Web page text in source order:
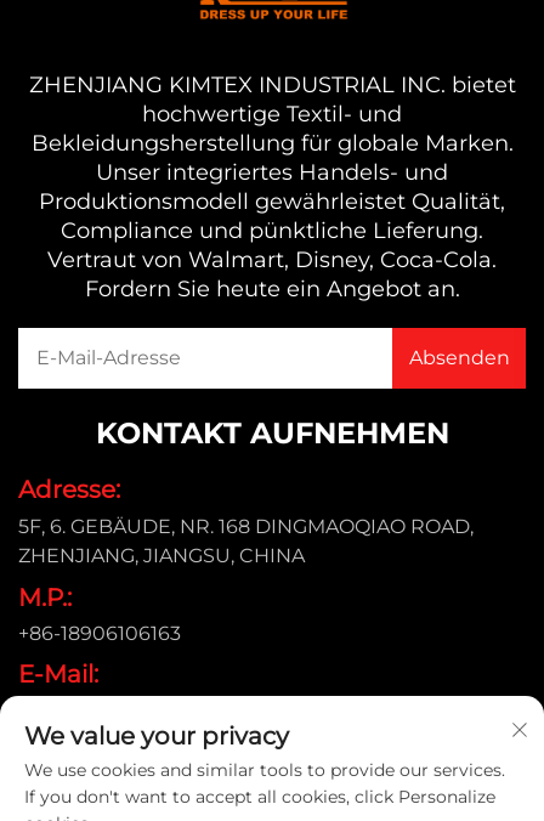
ZHENJIANG KIMTEX INDUSTRIAL INC. bietet
hochwertige Textil- und
Bekleidungsherstellung für globale Marken.
Unser integriertes Handels- und
Produktionsmodell gewährleistet Qualität,
Compliance und pünktliche Lieferung.
Vertraut von Walmart, Disney, Coca-Cola.
Fordern Sie heute ein Angebot an.
KONTAKT AUFNEHMEN
Adresse:
5F, 6. GEBÄUDE, NR. 168 DINGMAOQIAO ROAD,
ZHENJIANG, JIANGSU, CHINA
M.P.:
+86-18906106163
E-Mail:
Urheberrecht © 2026 ZHENJIANG KIMTEX INDUSTRIAL
We value your privacy
We use cookies and similar tools to provide our services.
If you don't want to accept all cookies, click Personalize